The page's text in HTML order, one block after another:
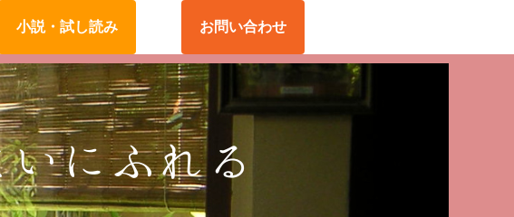
小説・試し読み お問い合わせ